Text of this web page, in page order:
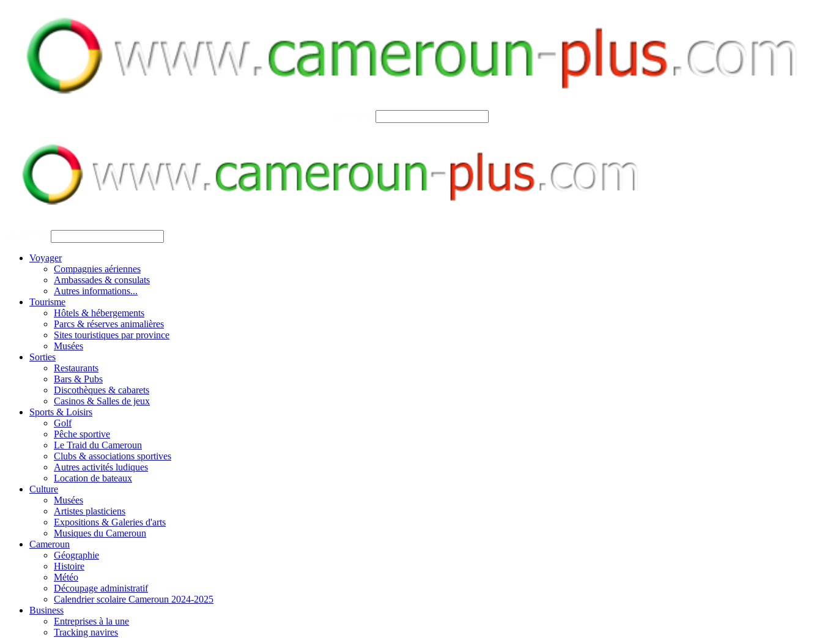
Voyager
Compagnies aériennes
Ambassades & consulats
Autres informations...
Tourisme
Hôtels & hébergements
Parcs & réserves animalières
Sites touristiques par province
Musées
Sorties
Restaurants
Bars & Pubs
Discothèques & cabarets
Casinos & Salles de jeux
Sports & Loisirs
Golf
Pêche sportive
Le Traid du Cameroun
Clubs & associations sportives
Autres activités ludiques
Location de bateaux
Culture
Musées
Artistes plasticiens
Expositions & Galeries d'arts
Musiques du Cameroun
Cameroun
Géographie
Histoire
Météo
Découpage administratif
Calendrier scolaire Cameroun 2024-2025
Business
Entreprises à la une
Tracking navires